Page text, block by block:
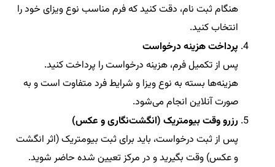
هنگام ثبت نام، دقت کنید که فرم مناسب نوع ویزای خود را
انتخاب کنید.
پرداخت هزینه درخواست
پس از تکمیل فرم، هزینه درخواست را پرداخت کنید.
هزینه‌ها بسته به نوع ویزا و شرایط فرد متفاوت است و به
صورت آنلاین انجام می‌شود.
رزرو وقت بیومتریک (انگشت‌نگاری و عکس)
پس از ثبت درخواست، باید برای ثبت بیومتریک (اثر انگشت
و عکس) وقت بگیرید و در مرکز تعیین شده حاضر شوید.